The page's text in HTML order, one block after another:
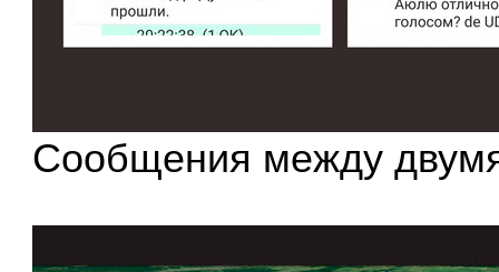
Сообщения между